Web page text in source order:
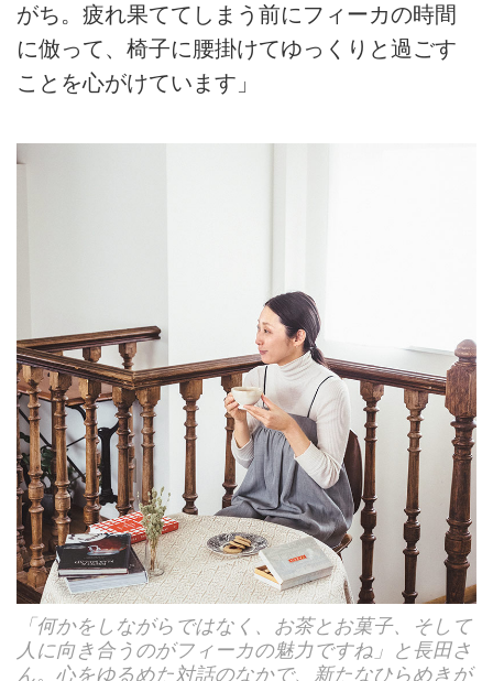
がち。疲れ果ててしまう前にフィーカの時間
に倣って、椅子に腰掛けてゆっくりと過ごす
ことを心がけています」
「何かをしながらではなく、お茶とお菓子、そして
人に向き合うのがフィーカの魅力ですね」と長田さ
ん。心をゆるめた対話のなかで、新たなひらめきが